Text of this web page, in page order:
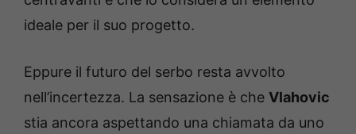
ideale per il suo progetto.
Eppure il futuro del serbo resta avvolto
nell’incertezza. La sensazione è che Vlahovic
stia ancora aspettando una chiamata da uno